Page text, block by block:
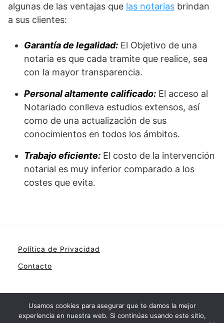
algunas de las ventajas que las notarias brindan
a sus clientes:
Garantía de legalidad: El Objetivo de una
notaria es que cada tramite que realice, sea
con la mayor transparencia.
Personal altamente calificado: El acceso al
Notariado conlleva estudios extensos, así
como de una actualización de sus
conocimientos en todos los ámbitos.
Trabajo eficiente: El costo de la intervención
notarial es muy inferior comparado a los
costes que evita.
Política de Privacidad
Contacto
Usamos cookies para asegurar que te damos la mejor
experiencia en nuestra web. Si continúas usando este sitio,